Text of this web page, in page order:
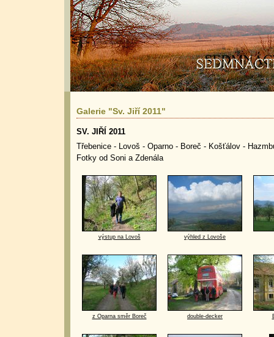
Galerie "Sv. Jiří 2011"
SV. JIŘÍ 2011
Třebenice - Lovoš - Oparno - Boreč - Košťálov -
Fotky od Soni a Zdenála
výstup na Lovoš výhled z Lovoše
z Oparna směr Boreč double-decker